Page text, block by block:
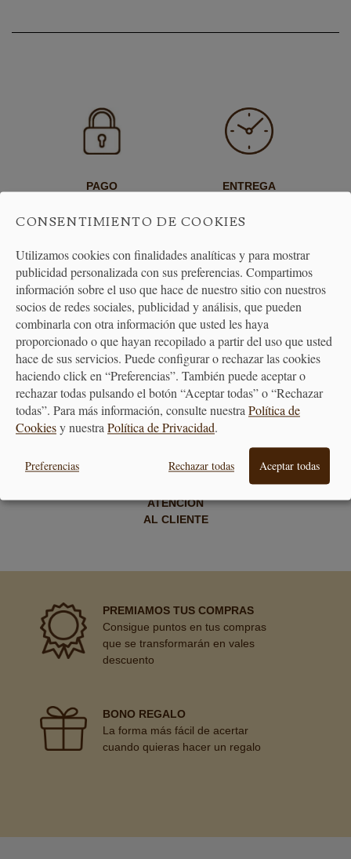
PAGO
ENTREGA
ENVÍO GRATUITO
A PARTIR DE 40€
DEVOLUCIONES
30 DÍAS
ATENCIÓN
AL CLIENTE
PREMIAMOS TUS COMPRAS
Consigue puntos en tus compras
que se transformarán en vales
descuento
BONO REGALO
La forma más fácil de acertar
cuando quieras hacer un regalo
CONSENTIMIENTO DE COOKIES
Utilizamos cookies con finalidades analíticas y para mostrar
publicidad personalizada con sus preferencias. Compartimos
información sobre el uso que hace de nuestro sitio con nuestros
socios de redes sociales, publicidad y análisis, que pueden
combinarla con otra información que usted les haya
proporcionado o que hayan recopilado a partir del uso que usted
hace de sus servicios. Puede configurar o rechazar las cookies
haciendo click en “Preferencias”. También puede aceptar o
rechazar todas pulsando el botón “Aceptar todas” o “Rechazar
todas”. Para más información, consulte nuestraPolítica de
Cookiesy nuestraPolítica de Privacidad.
Preferencias Rechazar todas Aceptar todas